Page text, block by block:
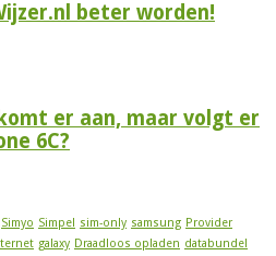
beter worden!
er aan, maar volgt er
6C?
Simyo Simpel sim-only samsung Provider
galaxy Draadloos opladen databundel